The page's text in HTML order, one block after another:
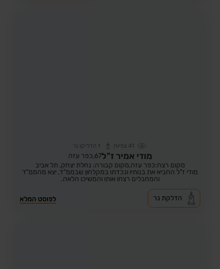
41 צפיות 1 הדליקו נר
מודי אמיר ז"ל67, כפר עזה
מקום רצח:כפר עזה,מקום קבורה: נחלת יצחק, תל אביב
מודי ז"ל החביא את בנותיו ונכדתו במקלחון שבממ"ד, יצא מהממ"ד
והמחבלים רצחו אותו והמשיכו הלאה.
לפוסט המלא הדלקת נר